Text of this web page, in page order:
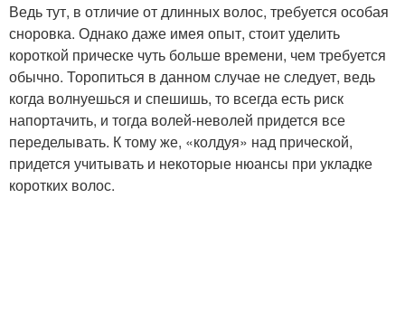
Ведь тут, в отличие от длинных волос, требуется особая
сноровка. Однако даже имея опыт, стоит уделить
короткой прическе чуть больше времени, чем требуется
обычно. Торопиться в данном случае не следует, ведь
когда волнуешься и спешишь, то всегда есть риск
напортачить, и тогда волей-неволей придется все
переделывать. К тому же, «колдуя» над прической,
придется учитывать и некоторые нюансы при укладке
коротких волос.